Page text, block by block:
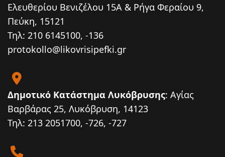
Ελευθερίου Βενιζέλου 15Α & Ρήγα Φεραίου 9,
Πεύκη, 15121
Τηλ: 210 6145100, -136
protokollo@likovrisipefki.gr
Δημοτικό Κατάστημα Λυκόβρυσης: Αγίας
Βαρβάρας 25, Λυκόβρυση, 14123
Τηλ: 213 2051700, -726, -727